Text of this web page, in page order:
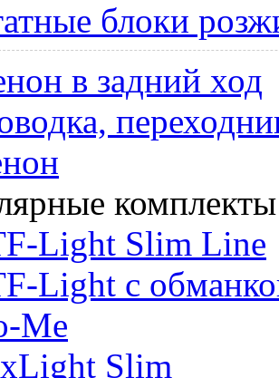
блоки
в задний ход
комплекты
Light Slim Line
Light с
Me
Slim